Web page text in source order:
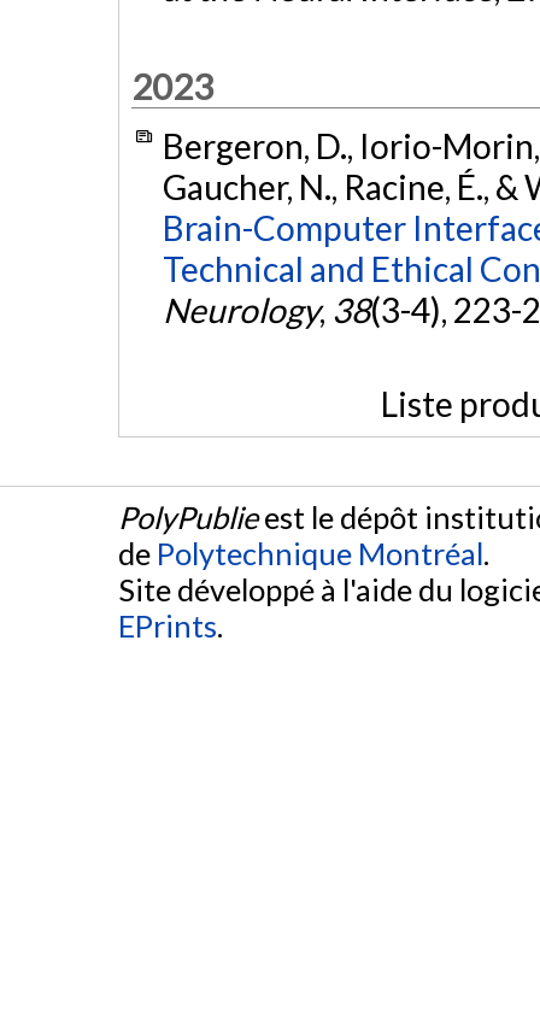
2023
Bergeron, D., Iorio-
Gaucher, N., Racine, É.,
Brain-Computer
Technical and Ethical
Neurology, 38(3-4), 223-
Liste
PolyPublieest le dépôt
de Polytechnique Montréal.
Site développé à l'aide du
EPrints.